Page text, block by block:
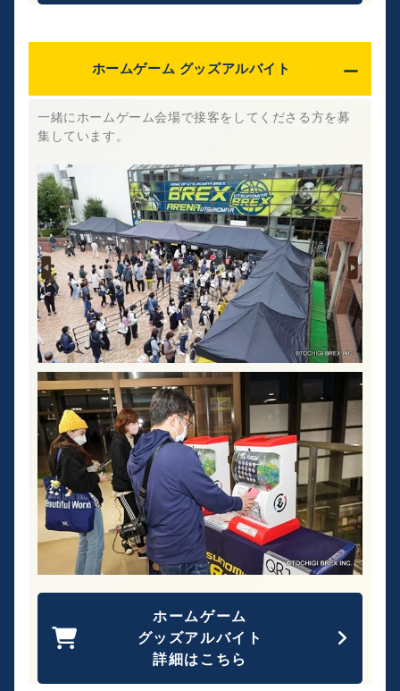
ホームゲーム グッズアルバイト
一緒にホームゲーム会場で接客をしてくださる方を募
集しています。
ホームゲーム
グッズアルバイト
詳細はこちら